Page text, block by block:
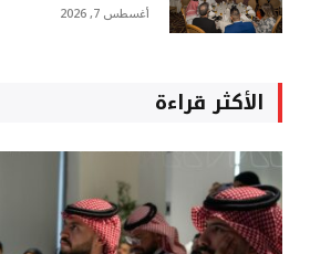
أغسطس 7, 2026
الأكثر قراءة